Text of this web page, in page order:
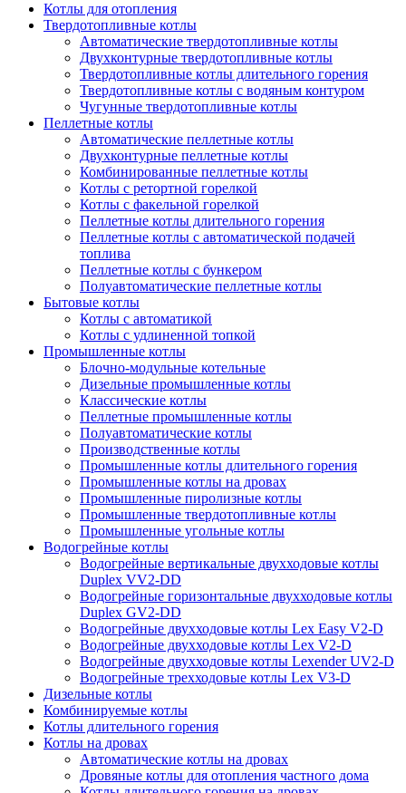
Котлы для отопления
Твердотопливные котлы
Автоматические твердотопливные котлы
Двухконтурные твердотопливные котлы
Твердотопливные котлы длительного горения
Твердотопливные котлы с водяным контуром
Чугунные твердотопливные котлы
Пеллетные котлы
Автоматические пеллетные котлы
Двухконтурные пеллетные котлы
Комбинированные пеллетные котлы
Котлы с ретортной горелкой
Котлы с факельной горелкой
Пеллетные котлы длительного горения
Пеллетные котлы с автоматической подачей
топлива
Пеллетные котлы с бункером
Полуавтоматические пеллетные котлы
Бытовые котлы
Котлы с автоматикой
Котлы с удлиненной топкой
Промышленные котлы
Блочно-модульные котельные
Дизельные промышленные котлы
Классические котлы
Пеллетные промышленные котлы
Полуавтоматические котлы
Производственные котлы
Промышленные котлы длительного горения
Промышленные котлы на дровах
Промышленные пиролизные котлы
Промышленные твердотопливные котлы
Промышленные угольные котлы
Водогрейные котлы
Водогрейные вертикальные двухходовые котлы
Duplex VV2-DD
Водогрейные горизонтальные двухходовые котлы
Duplex GV2-DD
Водогрейные двухходовые котлы Lex Easy V2-D
Водогрейные двухходовые котлы Lex V2-D
Водогрейные двухходовые котлы Lexender UV2-D
Водогрейные трехходовые котлы Lex V3-D
Дизельные котлы
Комбинируемые котлы
Котлы длительного горения
Котлы на дровах
Автоматические котлы на дровах
Дровяные котлы для отопления частного дома